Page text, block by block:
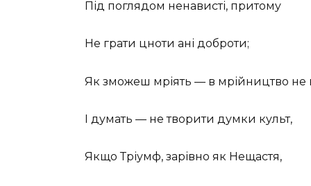
Під поглядом ненависті, притому
Не грати цноти ані доброти;
Як зможеш мріять — в мрійництво не
І думать — не творити думки культ,
Якщо Тріумф, зарівно як Нещастя,